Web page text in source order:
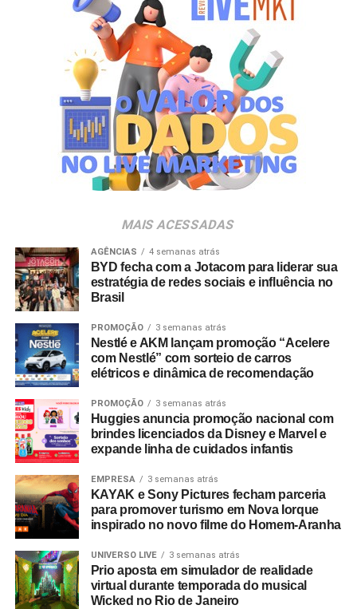
de cumprir apenas uma função operacional, como a de
ser um prêmio pontual, e passa a fazer parte da
construção da experiência da marca e gerar valor para o
negócio. Grandes eventos podem reunir colaboradores,
clientes, fornecedores, investidores e lideranças em um
mesmo ambiente, criando oportunidades para fortalecer
relacionamentos, ampliar o networkinge gerar novos
negócios. As possibilidades de ativação e experiência de
marca em eventos são infinitas”, analisa Luciana Dantas,
vice-presidente da ALAGEV.
Travel Index
apontam que 80% dos colaboradores
consideram viagens de incentivo a forma mais relevante
de reconhecimento profissional — contra 20% que optam
por bonificações financeiras ou bens materiais. A
pesquisa revela ainda que essas ativações aumentam a
retenção de lembrança de marca em até 35%, além de
96% dos entrevistados relatarem incremento na
motivação.
No âmbito comercial, organizações com programas
estruturados de viagens de incentivo registram até três
vezes mais chances de ultrapassar suas metas de
vendas em comparação com concorrentes sem
programas similares.
A Copa do Mundo do México, Estados Unidos e Canadá
figurou como um dos grandes catalisadores do setor.
Segundo números da FIFA, foram comercializados mais
de 607 mil pacotes de hospitalidade durante o torneio
MAIS ACESSADAS
AGÊNCIAS 4 semanas atrás
BYD fecha com a Jotacom para liderar sua
estratégia de redes sociais e influência no
Brasil
PROMOÇÃO 3 semanas atrás
Nestlé e AKM lançam promoção “Acelere
com Nestlé” com sorteio de carros
elétricos e dinâmica de recomendação
PROMOÇÃO 3 semanas atrás
Huggies anuncia promoção nacional com
brindes licenciados da Disney e Marvel e
expande linha de cuidados infantis
EMPRESA 3 semanas atrás
KAYAK e Sony Pictures fecham parceria
para promover turismo em Nova Iorque
inspirado no novo filme do Homem-Aranha
UNIVERSO LIVE 3 semanas atrás
Prio aposta em simulador de realidade
virtual durante temporada do musical
Wicked no Rio de Janeiro